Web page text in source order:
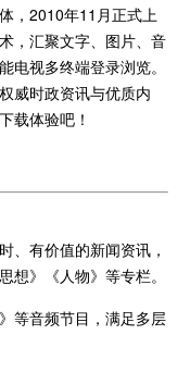
，2010年11月正式上
，汇聚文字、图片、音
电视多终端登录浏览。
威时政资讯与优质内
载体验吧！
、有价值的新闻资讯，
想》《人物》等专栏。
等音频节目，满足多层